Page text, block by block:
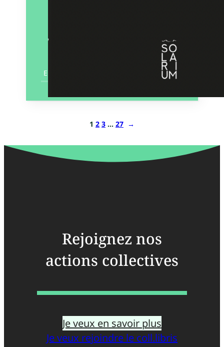
En savoir plus
1 2 3 … 27 →
Rejoignez nos
actions collectives
Je veux en savoir plus
Je veux rejoindre le coll.libris